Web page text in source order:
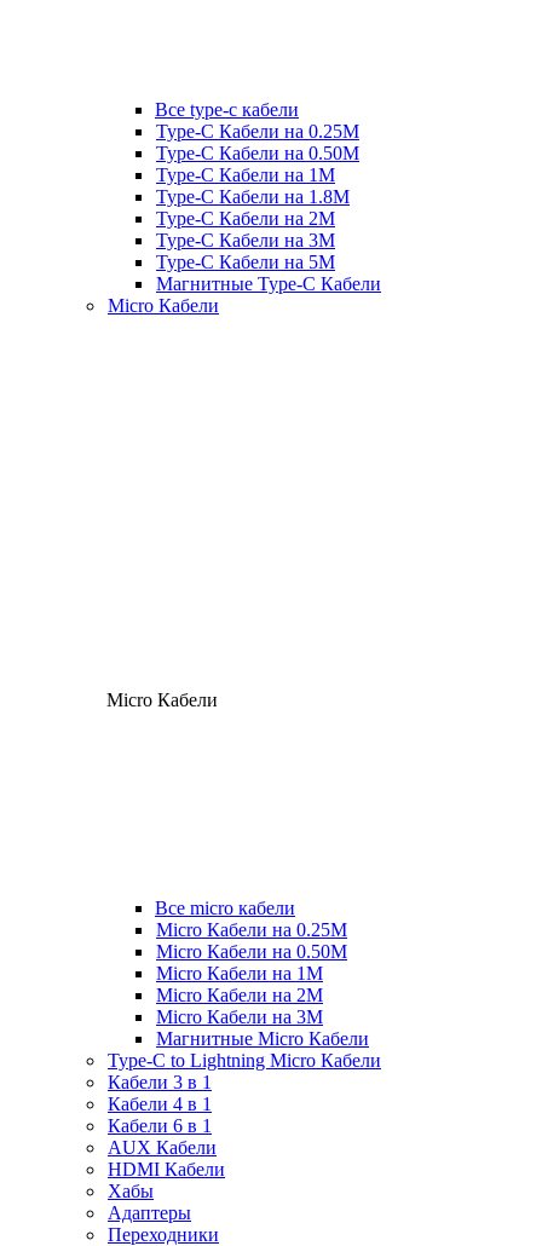
Все type-c кабели
Type-C Кабели на 0.25М
Type-C Кабели на 0.50М
Type-C Кабели на 1М
Type-C Кабели на 1.8М
Type-C Кабели на 2М
Type-C Кабели на 3М
Type-C Кабели на 5М
Магнитные Type-C Кабели
Micro Кабели
Micro Кабели
Все micro кабели
Micro Кабели на 0.25М
Micro Кабели на 0.50М
Micro Кабели на 1М
Micro Кабели на 2М
Micro Кабели на 3М
Магнитные Micro Кабели
Type-C to Lightning Micro Кабели
Кабели 3 в 1
Кабели 4 в 1
Кабели 6 в 1
AUX Кабели
HDMI Кабели
Хабы
Адаптеры
Переходники